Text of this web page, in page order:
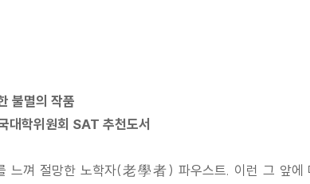
불멸의 작품
대학위원회 SAT 추천도서
느껴 절망한 노학자(老學者) 파우스트. 이런 그 앞에